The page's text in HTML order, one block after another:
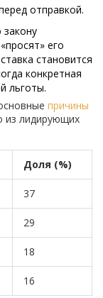
отправкой.
закону
его
становится
конкретная
льготы.
причины
из лидирующих
Доля (%)
37
29
18
16